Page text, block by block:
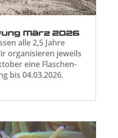
März 2026
alle 2,5 Jahre
organisieren jeweils
eine Flaschen-
bis 04.03.2026.